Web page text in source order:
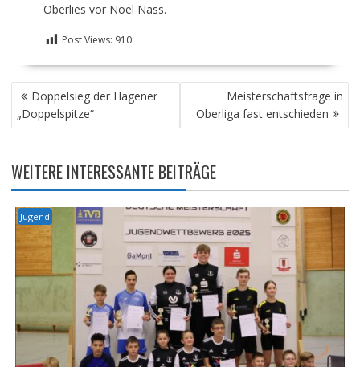
Oberlies vor Noel Nass.
Post Views: 910
BEITRAGSNAVIGATION
Doppelsieg der Hagener
„Doppelspitze“
Meisterschaftsfrage in
Oberliga fast entschieden
WEITERE INTERESSANTE BEITRÄGE
Jugend